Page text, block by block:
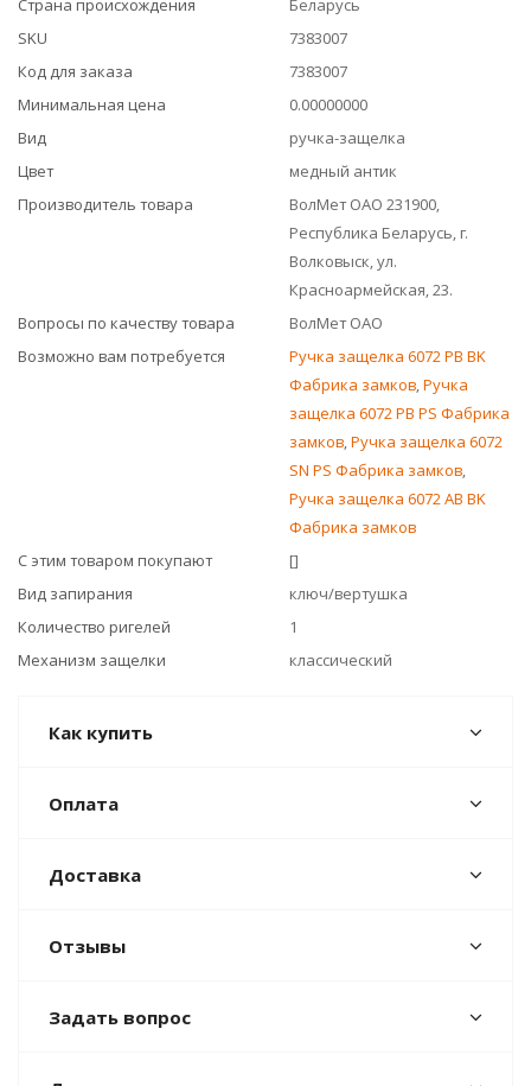
Страна происхождения
Беларусь
SKU
7383007
Код для заказа
7383007
Минимальная цена
0.00000000
Вид
ручка-защелка
Цвет
медный антик
Производитель товара
ВолМет ОАО 231900,
Республика Беларусь, г.
Волковыск, ул.
Красноармейская, 23.
Вопросы по качеству товара
ВолМет ОАО
Возможно вам потребуется
Ручка защелка 6072 PB BK
Фабрика замков,Ручка
защелка 6072 PB PS Фабрика
замков,Ручка защелка 6072
SN PS Фабрика замков,
Ручка защелка 6072 AB BK
Фабрика замков
С этим товаром покупают
[]
Вид запирания
ключ/вертушка
Количество ригелей
1
Механизм защелки
классический
Как купить
Оплата
Доставка
Отзывы
Задать вопрос